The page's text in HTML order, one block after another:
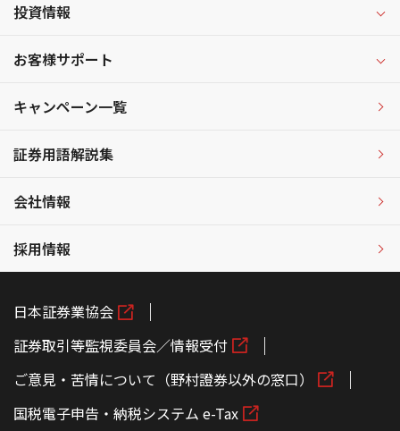
投資情報
お客様サポート
キャンペーン一覧
証券用語解説集
会社情報
採用情報
日本証券業協会
証券取引等監視委員会／情報受付
ご意見・苦情について（野村證券以外の窓口）
国税電子申告・納税システム e-Tax